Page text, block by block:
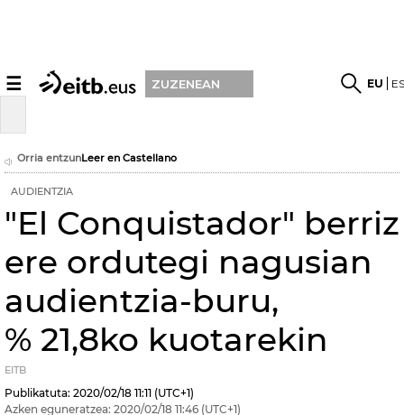
☰ ZUZENEAN EU
Orria entzunLeer en Castellano
AUDIENTZIA
"El Conquistador" berriz
ere ordutegi nagusian
audientzia-buru,
% 21,8ko kuotarekin
EITB
Publikatuta: 2020/02/18 11:11 (UTC+1)
Azken eguneratzea: 2020/02/18 11:46 (UTC+1)